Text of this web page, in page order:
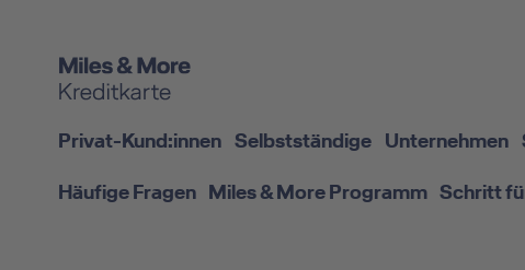
Privat-Kund:innen Selbstständige Unternehmen
Häufige Fragen Miles & More Programm Schritt